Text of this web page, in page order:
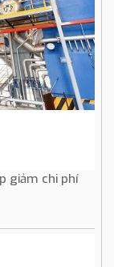
giảm chi phí